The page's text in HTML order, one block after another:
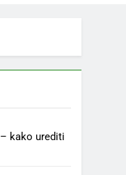
kako urediti